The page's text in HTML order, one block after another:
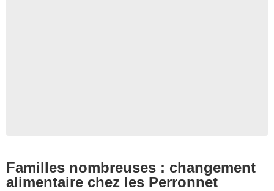
Familles nombreuses : changement
alimentaire chez les Perronnet